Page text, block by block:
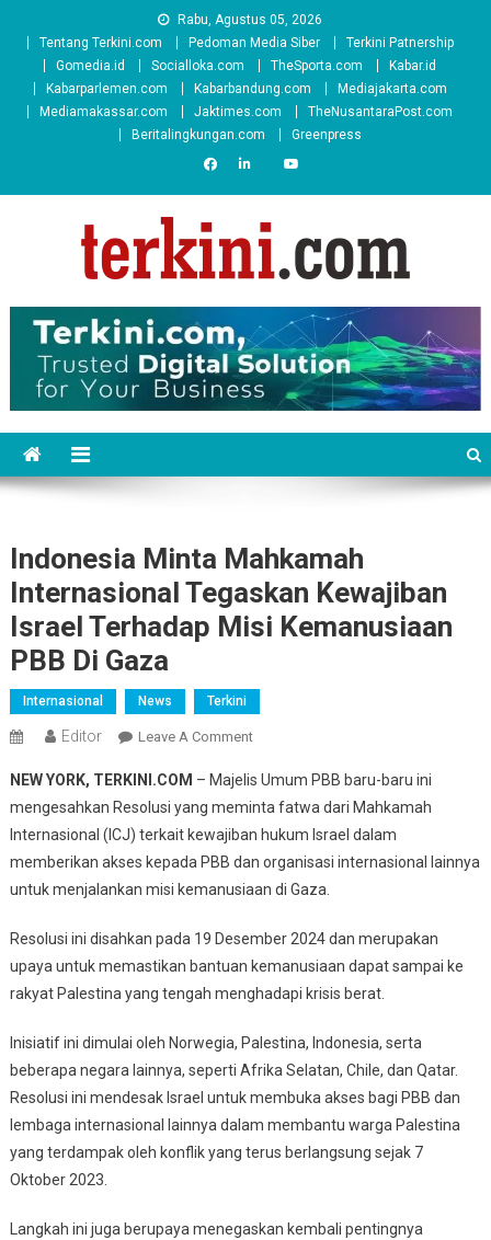
Rabu, Agustus 05, 2026
Tentang Terkini.com
Pedoman Media Siber
Terkini Patnership
Gomedia.id
Socialloka.com TheSporta.com
Kabar.id
Kabarparlemen.com
Kabarbandung.com
Mediajakarta.com
Mediamakassar.com
Jaktimes.com
TheNusantaraPost.com
Beritalingkungan.com
Greenpress
Indonesia Minta Mahkamah
Internasional Tegaskan Kewajiban
Israel Terhadap Misi Kemanusiaan
PBB Di Gaza
Internasional News Terkini
Editor Leave A CommentOn
Minta
Mahkamah
Internasional
Tegaskan
Kewajiban
Terhadap
Misi
Kemanusiaan
Di
Gaza
NEW YORK, TERKINI.COM – Majelis Umum PBB baru-baru ini
mengesahkan Resolusi yang meminta fatwa dari Mahkamah
Internasional (ICJ) terkait kewajiban hukum Israel dalam
memberikan akses kepada PBB dan organisasi internasional lainnya
untuk menjalankan misi kemanusiaan di Gaza.
Resolusi ini disahkan pada 19 Desember 2024 dan merupakan
upaya untuk memastikan bantuan kemanusiaan dapat sampai ke
rakyat Palestina yang tengah menghadapi krisis berat.
Inisiatif ini dimulai oleh Norwegia, Palestina, Indonesia, serta
beberapa negara lainnya, seperti Afrika Selatan, Chile, dan Qatar.
Resolusi ini mendesak Israel untuk membuka akses bagi PBB dan
lembaga internasional lainnya dalam membantu warga Palestina
yang terdampak oleh konflik yang terus berlangsung sejak 7
Oktober 2023.
Langkah ini juga berupaya menegaskan kembali pentingnya